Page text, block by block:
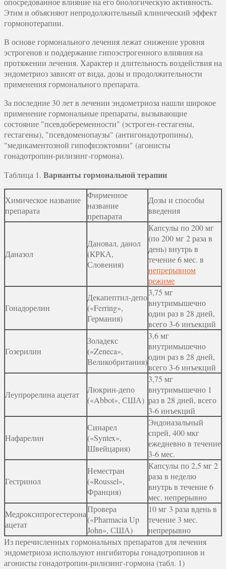
Этим и объясняют непродолжительный клинический эффект
гормонотерапии.
В основе гормонального лечения лежат снижение уровня
эстрогенов и поддержание гипоэстрогенного влияния на
протяжении лечения. Характер и длительность воздействия на
эндометриоз зависят от вида, дозы и продолжительности
применения гормонального препарата.
За последние 30 лет в лечении эндометриоза нашли широкое
применение гормональные препараты, вызывающие
состояние "псевдобеременности" (эстроген-гестагены,
гестагены), "псевдоменопаузы" (антигонадотропины),
"медикаментозной гипофизэктомии" (агонисты
гонадотропин-рилизинг-гормона).
Таблица 1. Варианты гормональной терапии
Химическое название
препарата
Фирменное
название
препарата
Дозы и способы
введения
Даназол
Дановал, данол
(КРКА,
Словения)
Капсулы по 200 мг
(по 200 мг 2 раза в
день) внутрь в
течение 6 мес. в
непрерывном
режиме
Гонадорелин
Декапептил-депо
(«Ferring»,
Германия)
3,75 мг
внутримышечно
один раз в 28 дней,
всего 3-6 инъекций
Гозерилин
Золадекс
(«Zeneca»,
Великобритания)
3,6 мг
внутримышечно
один раз в 28 дней,
всего 3-6 инъекций
Леупрорелина ацетат
Люкрин-депо
(«Abbot», США)
3,75 мг
внутримышечно 1
раз в 28 дней, всего
3-6 инъекций
Нафарелин
Синарел
(«Syntex»,
Швейцария)
Эндоназальный
спрей, 400 мкг
ежедневно в течение
3-6 мес.
Гестринол
Неместран
(«Roussel»,
Франция)
Капсулы по 2,5 мг 2
раза в неделю
внутрь в течение 6
мес. непрерывно
Медроксипрогестерона
ацетат
Провера
(«Pharmacia Up
John», США)
10 мг 3 раза вдень в
течение 3 мес.
непрерывно
Из перечисленных гормональных препаратов для лечения
эндометриоза используют ингибиторы гонадотропинов и
агонисты гонадотропин-рилизинг-гормона (табл. 1)